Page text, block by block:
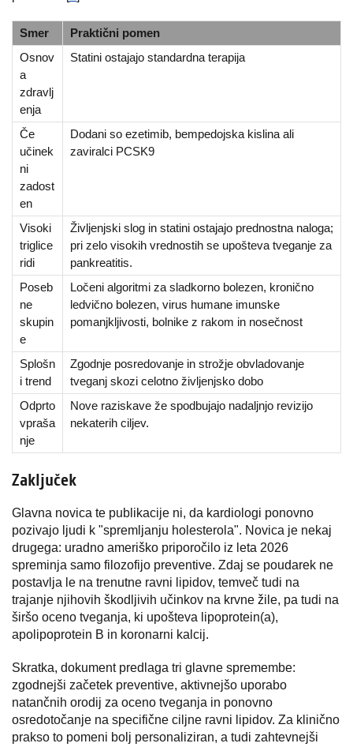
Smer
Praktični pomen
Osnov
a
zdravlj
enja
Statini ostajajo standardna terapija
Če
učinek
ni
zadost
en
Dodani so ezetimib, bempedojska kislina ali
zaviralci PCSK9
Visoki
triglice
ridi
Življenjski slog in statini ostajajo prednostna naloga;
pri zelo visokih vrednostih se upošteva tveganje za
pankreatitis.
Poseb
ne
skupin
e
Ločeni algoritmi za sladkorno bolezen, kronično
ledvično bolezen, virus humane imunske
pomanjkljivosti, bolnike z rakom in nosečnost
Splošn
i trend
Zgodnje posredovanje in strožje obvladovanje
tveganj skozi celotno življenjsko dobo
Odprto
vpraša
nje
Nove raziskave že spodbujajo nadaljnjo revizijo
nekaterih ciljev.
Zaključek
Glavna novica te publikacije ni, da kardiologi ponovno
pozivajo ljudi k "spremljanju holesterola". Novica je nekaj
drugega: uradno ameriško priporočilo iz leta 2026
spreminja samo filozofijo preventive. Zdaj se poudarek ne
postavlja le na trenutne ravni lipidov, temveč tudi na
trajanje njihovih škodljivih učinkov na krvne žile, pa tudi na
širšo oceno tveganja, ki upošteva lipoprotein(a),
apolipoprotein B in koronarni kalcij.
Skratka, dokument predlaga tri glavne spremembe:
zgodnejši začetek preventive, aktivnejšo uporabo
natančnih orodij za oceno tveganja in ponovno
osredotočanje na specifične ciljne ravni lipidov. Za klinično
prakso to pomeni bolj personaliziran, a tudi zahtevnejši